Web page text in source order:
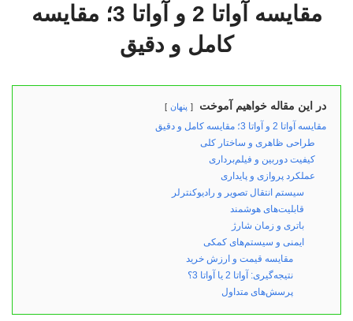
مقایسه آواتا 2 و آواتا 3؛ مقایسه
کامل و دقیق
در این مقاله خواهیم آموخت پنهان
مقایسه آواتا 2 و آواتا 3؛ مقایسه کامل و دقیق
طراحی ظاهری و ساختار کلی
کیفیت دوربین و فیلم‌برداری
عملکرد پروازی و پایداری
سیستم انتقال تصویر و رادیوکنترلر
قابلیت‌های هوشمند
باتری و زمان شارژ
ایمنی و سیستم‌های کمکی
مقایسه قیمت و ارزش خرید
نتیجه‌گیری: آواتا 2 یا آواتا 3؟
پرسش‌های متداول